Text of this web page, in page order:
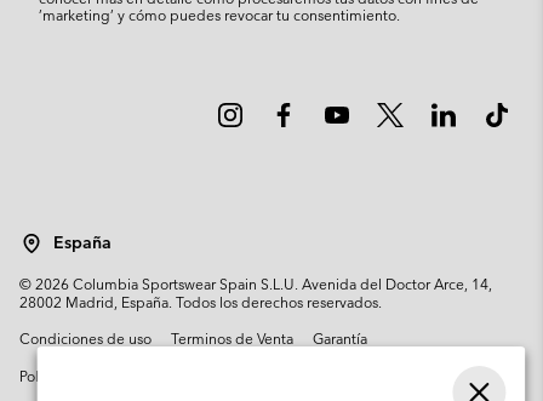
’marketing’ y cómo puedes revocar tu consentimiento.
España
© 2026Columbia Sportswear Spain S.L.U. Avenida del Doctor Arce, 14,
28002 Madrid, España. Todos los derechos reservados.
Condiciones de uso
Terminos de Venta
Garantía
Política de Privacidad